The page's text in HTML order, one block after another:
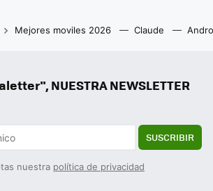
Mejores moviles 2026 Claude
NUESTRA NEWSLETTER
SUSCRIBIR
nuestra política de privacidad